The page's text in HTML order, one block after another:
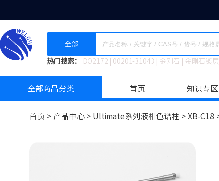
全部
热门搜索： DO2172 00201-31043 金刚石 金刚石镀
全部商品分类 首页 知识专区
首页 > 产品中心 > Ultimate系列液相色谱柱 > XB-C18